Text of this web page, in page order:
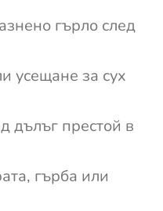
гърло след
усещане за сух
дълъг престой в
гърба или